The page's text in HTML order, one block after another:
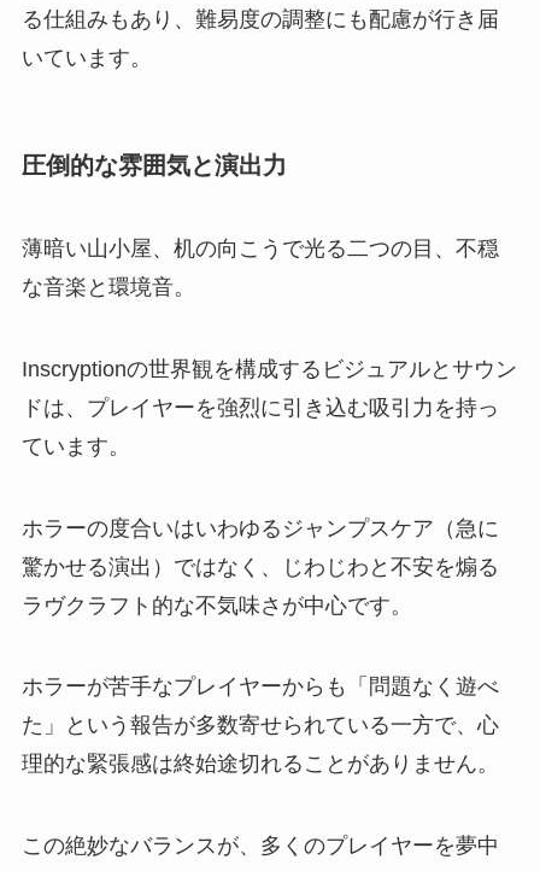
る仕組みもあり、難易度の調整にも配慮が行き届
いています。
圧倒的な雰囲気と演出力
薄暗い山小屋、机の向こうで光る二つの目、不穏
な音楽と環境音。
Inscryptionの世界観を構成するビジュアルとサウン
ドは、プレイヤーを強烈に引き込む吸引力を持っ
ています。
ホラーの度合いはいわゆるジャンプスケア（急に
驚かせる演出）ではなく、じわじわと不安を煽る
ラヴクラフト的な不気味さが中心です。
ホラーが苦手なプレイヤーからも「問題なく遊べ
た」という報告が多数寄せられている一方で、心
理的な緊張感は終始途切れることがありません。
この絶妙なバランスが、多くのプレイヤーを夢中